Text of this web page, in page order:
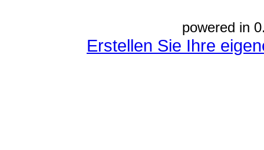
powered in
Erstellen Sie Ihre